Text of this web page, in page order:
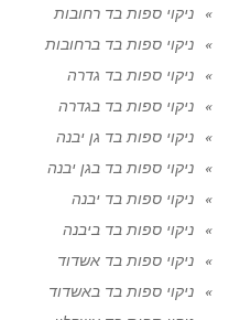
ניקוי ספות בד רחובות
ניקוי ספות בד ברחובות
ניקוי ספות בד גדרה
ניקוי ספות בד בגדרה
ניקוי ספות בד גן יבנה
ניקוי ספות בד בגן יבנה
ניקוי ספות בד יבנה
ניקוי ספות בד ביבנה
ניקוי ספות בד אשדוד
ניקוי ספות בד באשדוד